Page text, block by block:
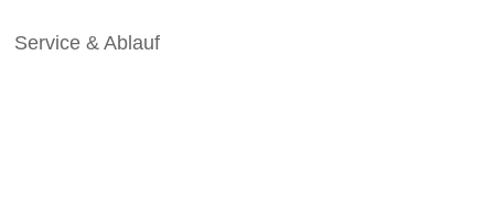
Service & Ablauf